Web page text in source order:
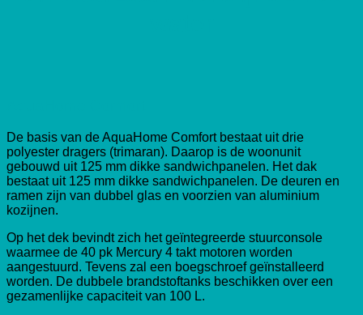
De basis van de AquaHome Comfort bestaat uit drie
polyester dragers (trimaran). Daarop is de woonunit
gebouwd uit 125 mm dikke sandwichpanelen. Het dak
bestaat uit 125 mm dikke sandwichpanelen. De deuren en
ramen zijn van dubbel glas en voorzien van aluminium
kozijnen.
Op het dek bevindt zich het geïntegreerde stuurconsole
waarmee de 40 pk Mercury 4 takt motoren worden
aangestuurd. Tevens zal een boegschroef geïnstalleerd
worden. De dubbele brandstoftanks beschikken over een
gezamenlijke capaciteit van 100 L.